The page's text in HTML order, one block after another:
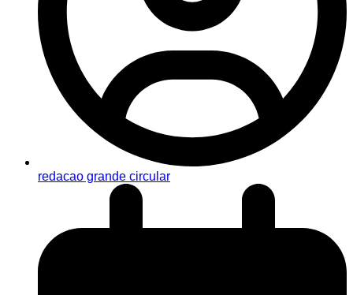
redacao grande circular